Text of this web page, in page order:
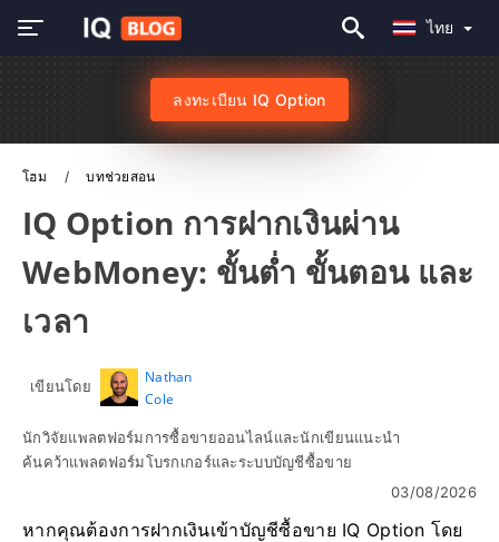
ไทย
ลงทะเบียน IQ Option
โฮม บทช่วยสอน
IQ Option การฝากเงินผ่าน
WebMoney: ขั้นต่ำ ขั้นตอน และ
เวลา
เขียนโดย
Nathan
Cole
นักวิจัยแพลตฟอร์มการซื้อขายออนไลน์และนักเขียนแนะนำ
ค้นคว้าแพลตฟอร์มโบรกเกอร์และระบบบัญชีซื้อขาย
03/08/2026
หากคุณต้องการฝากเงินเข้าบัญชีซื้อขาย IQ Option โดย